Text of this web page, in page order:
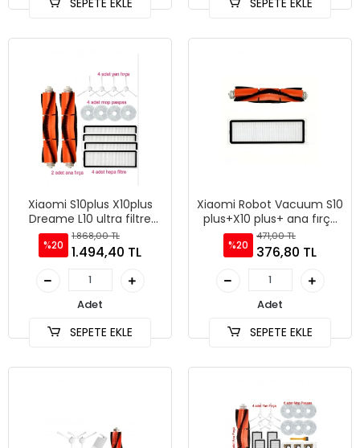
SEPETE EKLE SEPETE EKLE
Xiaomi S10plus X10plus
Dreame L10 ultra filtre
fırça mop set
%20
1.868,00 TL
1.494,40 TL
Adet
SEPETE EKLE
Xiaomi Robot Vacuum S10
plus+X10 plus+ ana fırça
ve filtre (1 adet ana fırça
ve 1 adet filtre)
%20
471,00 TL
376,80 TL
Adet
SEPETE EKLE